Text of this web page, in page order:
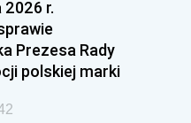
2026 r.
Prezesa Rady
polskiej marki